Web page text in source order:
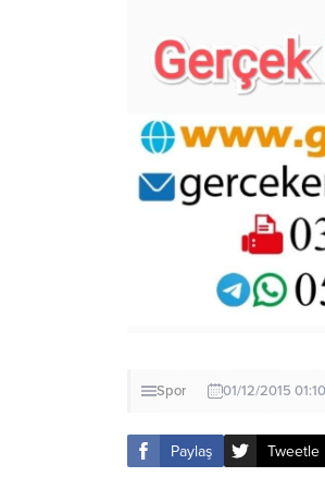
Spor 01/12/2015
Paylaş Tweetle